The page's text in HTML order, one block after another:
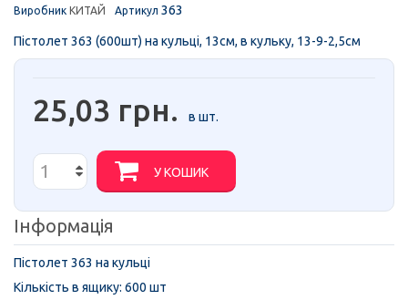
Виробник КИТАЙ Артикул 363
Пістолет 363 (600шт) на кульці, 13см, в кульку, 13-9-2,5см
25,03 грн. в шт.
У КОШИК
Інформація
Пістолет 363 на кульці
Кількість в ящику: 600 шт